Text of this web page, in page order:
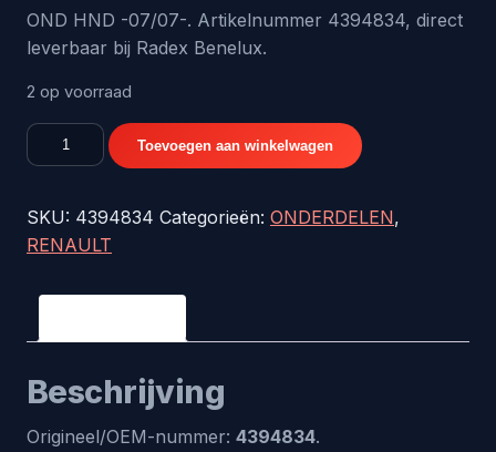
was:
is:
OND HND -07/07-. Artikelnummer 4394834, direct
leverbaar bij Radex Benelux.
2 op voorraad
TRAFIC01-
14
RE
OND
-07/07-
nr.
aantal
Toevoegen aan winkelwagen
SKU: 4394834 Categorieën: ONDERDELEN,
RENAULT
Beschrijving
Origineel/OEM-nummer: 4394834.